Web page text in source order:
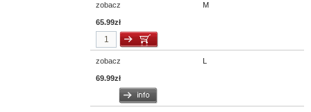
zobacz M
65.99zł
zobacz L
69.99zł